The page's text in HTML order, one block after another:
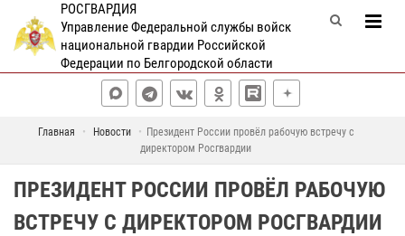
РОСГВАРДИЯ
Управление Федеральной службы войск
национальной гвардии Российской
Федерации по Белгородской области
Главная Новости
Президент России провёл рабочую встречу с
директором Росгвардии
ПРЕЗИДЕНТ РОССИИ ПРОВЁЛ РАБОЧУЮ
ВСТРЕЧУ С ДИРЕКТОРОМ РОСГВАРДИИ